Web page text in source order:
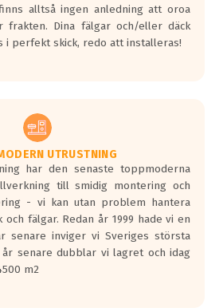
alltså ingen anledning att oroa
frakten. Dina fälgar och/eller däck
i perfekt skick, redo att installeras!
UTRUSTNING
har den senaste toppmoderna
till smidig montering och
- vi kan utan problem hantera
fälgar. Redan år 1999 hade vi en
senare inviger vi Sveriges största
senare dubblar vi lagret och idag
m2